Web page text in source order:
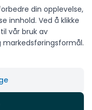
din opplevelse,
innhold. Ved å klikke
vår bruk av